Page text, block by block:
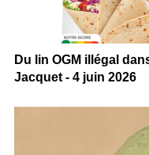
Du lin OGM illégal
Jacquet - 4 juin 2026